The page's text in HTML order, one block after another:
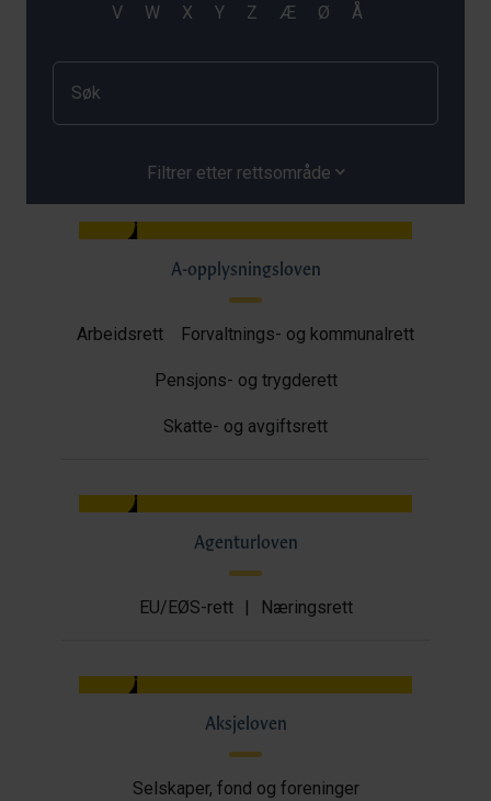
Filtrer etter rettsområde
A-opplysningsloven
Arbeidsrett Forvaltnings- og kommunalrett
Pensjons- og trygderett
Skatte- og avgiftsrett
Agenturloven
EU/EØS-rett | Næringsrett
Aksjeloven
Selskaper, fond og foreninger